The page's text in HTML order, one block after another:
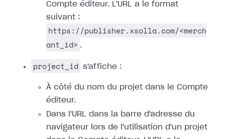
Compte éditeur. L'URL a le format
suivant :
https://publisher.xsolla.com/<merch
ant_id> .
project_id s'affiche :
À côté du nom du projet dans le Compte
éditeur.
Dans l'URL dans la barre d'adresse du
navigateur lors de l'utilisation d'un projet